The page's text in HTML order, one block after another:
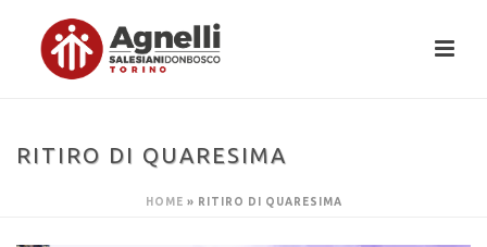
RITIRO DI QUARESIMA
HOME » RITIRO DI QUARESIMA